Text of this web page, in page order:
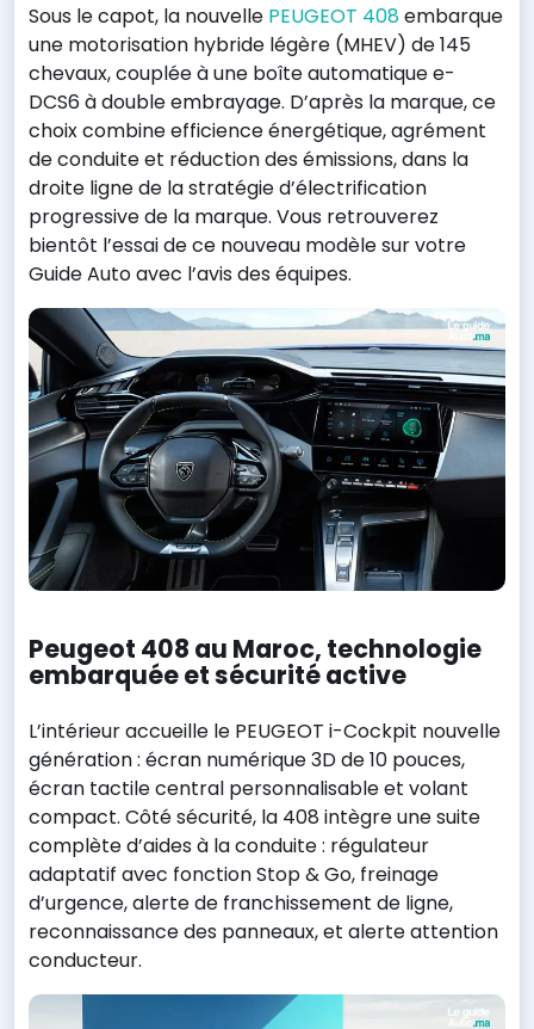
Sous le capot, la nouvelle PEUGEOT 408embarque
une motorisation hybride légère (MHEV) de 145
chevaux, couplée à une boîte automatique e-
DCS6 à double embrayage. D’après la marque, ce
choix combine efficience énergétique, agrément
de conduite et réduction des émissions, dans la
droite ligne de la stratégie d’électrification
progressive de la marque. Vous retrouverez
bientôt l’essai de ce nouveau modèle sur votre
Guide Auto avec l’avis des équipes.
Peugeot 408 au Maroc, technologie
embarquée et sécurité active
L’intérieur accueille le PEUGEOT i-Cockpit nouvelle
génération : écran numérique 3D de 10 pouces,
écran tactile central personnalisable et volant
compact. Côté sécurité, la 408 intègre une suite
complète d’aides à la conduite : régulateur
adaptatif avec fonction Stop & Go, freinage
d’urgence, alerte de franchissement de ligne,
reconnaissance des panneaux, et alerte attention
conducteur.